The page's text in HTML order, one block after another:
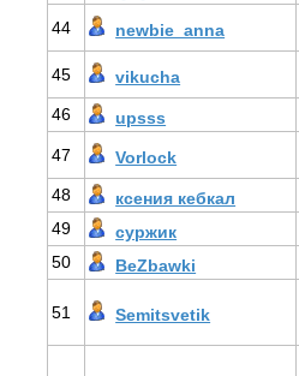
44 newbie_anna
45 vikucha
46 upsss
47 Vorlock
48 ксения кебкал
49
суржик
50
BeZbawki
51 Semitsvetik